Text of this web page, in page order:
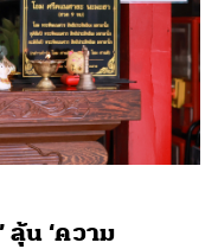
ลุ้น ‘ความ